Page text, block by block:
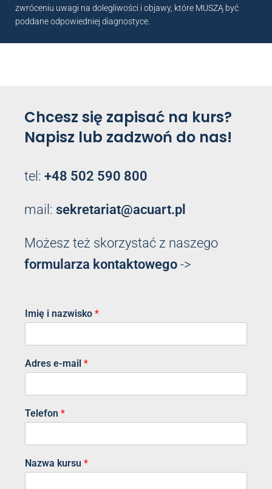
zwróceniu uwagi na dolegliwości i objawy, które MUSZĄ być
poddane odpowiedniej diagnostyce.
Chcesz się zapisać na kurs?
Napisz lub zadzwoń do nas!
tel: +48 502 590 800
mail: sekretariat@acuart.pl
Możesz też skorzystać z naszego
formularza kontaktowego->
Imię i nazwisko *
Adres e-mail *
Telefon *
Nazwa kursu *